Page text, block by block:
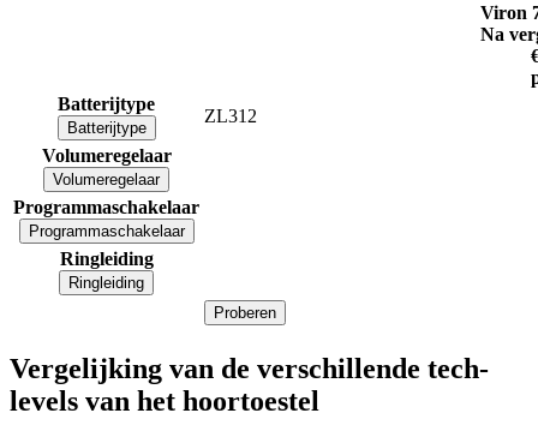
Viron
Na
Batterijtype
Batterijtype
ZL312
Volumeregelaar
Volumeregelaar
Programmaschakelaar
Programmaschakelaar
Ringleiding
Ringleiding
Proberen
Vergelijking van de verschillende tech-
levels van het hoortoestel